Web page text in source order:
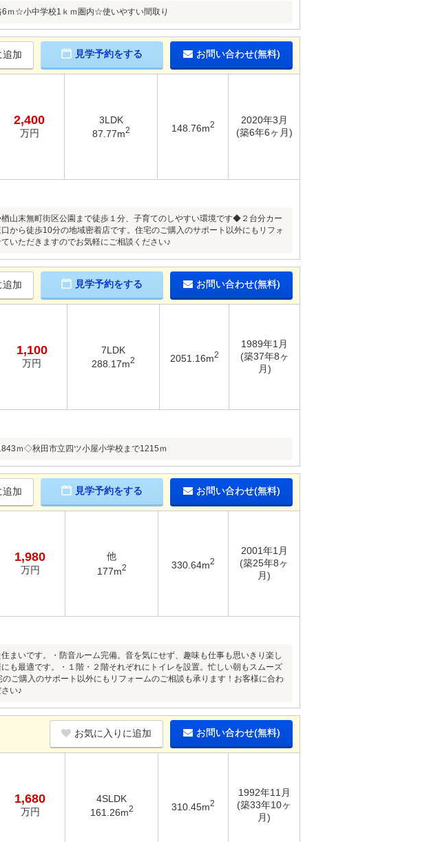
ｍ☆小中学校1ｋｍ圏内☆使いやすい間取り
追加 見学予約をする お問い合わせ(無料)
2,400
万円
3LDK
87.77m2 148.76m2
2020年3月
(築6年6ヶ月)
末無町街区公園まで徒歩１分、子育てのしやすい環境です◆２台分カー
から徒歩10分の地域密着店です。住宅のご購入のサポート以外にもリフォ
いただきますのでお気軽にご相談ください♪
追加 見学予約をする お問い合わせ(無料)
1,100
万円
7LDK
288.17m2 2051.16m2
1989年1月
(築37年8ヶ
月)
ｍ◇秋田市立四ツ小屋小学校まで1215ｍ
追加 見学予約をする お問い合わせ(無料)
1,980
万円
他
177m2 330.64m2
2001年1月
(築25年8ヶ
月)
まいです。・防音ルーム完備。音を気にせず、趣味も仕事も思いきり楽し
も最適です。・１階・２階それぞれにトイレを設置。忙しい朝もスムーズ
ご購入のサポート以外にもリフォームのご相談も承ります！お客様に合わ
い♪
お気に入りに追加 お問い合わせ(無料)
1,680
万円
4SLDK
161.26m2 310.45m2
1992年11月
(築33年10ヶ
月)